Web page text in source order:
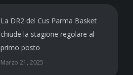
La DR2 del Cus Parma Basket
chiude la stagione regolare al
primo posto
Marzo 21, 2025